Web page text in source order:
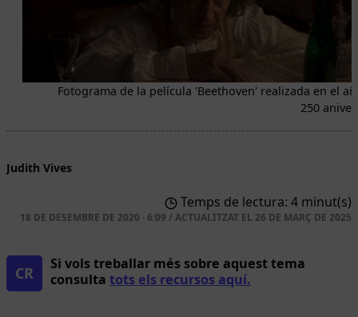
Fotograma de la película 'Beethoven' realizada en el
250
Judith Vives
Temps de lectura: 4 minut(s)
18 DE DESEMBRE DE 2020 · 6:09 /ACTUALITZAT EL 26 DE MARÇ DE 2025
CR
Si vols treballar més sobre aquest tema
consulta tots els recursos aquí.